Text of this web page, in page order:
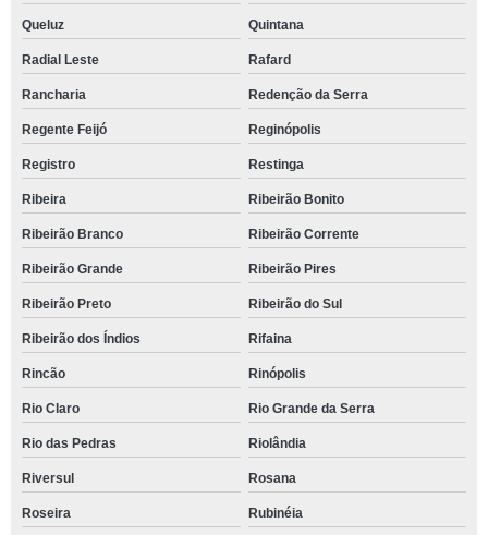
Queluz Quintana
Radial Leste Rafard
Rancharia Redenção da Serra
Regente Feijó Reginópolis
Registro Restinga
Ribeira Ribeirão Bonito
Ribeirão Branco Ribeirão Corrente
Ribeirão Grande Ribeirão Pires
Ribeirão Preto Ribeirão do Sul
Ribeirão dos Índios Rifaina
Rincão Rinópolis
Rio Claro Rio Grande da Serra
Rio das Pedras Riolândia
Riversul Rosana
Roseira Rubinéia